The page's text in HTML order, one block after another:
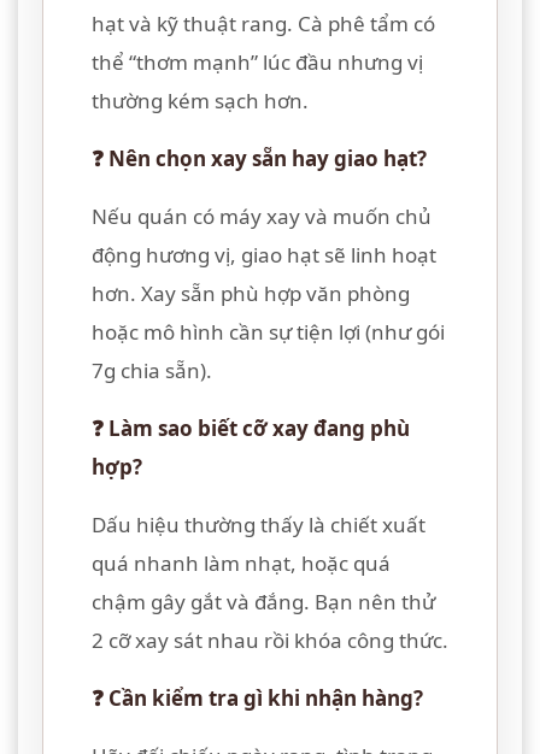
hạt và kỹ thuật rang. Cà phê tẩm có
thể “thơm mạnh” lúc đầu nhưng vị
thường kém sạch hơn.
❓ Nên chọn xay sẵn hay giao hạt?
Nếu quán có máy xay và muốn chủ
động hương vị, giao hạt sẽ linh hoạt
hơn. Xay sẵn phù hợp văn phòng
hoặc mô hình cần sự tiện lợi (như gói
7g chia sẵn).
❓ Làm sao biết cỡ xay đang phù
hợp?
Dấu hiệu thường thấy là chiết xuất
quá nhanh làm nhạt, hoặc quá
chậm gây gắt và đắng. Bạn nên thử
2 cỡ xay sát nhau rồi khóa công thức.
❓ Cần kiểm tra gì khi nhận hàng?